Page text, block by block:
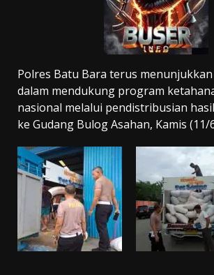
Polres Batu Bara terus
dalam mendukung program
nasional melalui pendistribusian
ke Gudang Bulog Asahan, Kamis (11/